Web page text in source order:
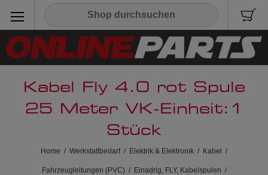
Kabel Fly 4.0 rot Spule
25 Meter VK-Einheit:1
Stück
Home / Werkstattbedarf / Elektrik & Elektronik / Kabel /
Fahrzeugleitungen (PVC) / Einadrig, FLY, Kabelspulen /